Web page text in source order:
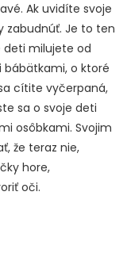
Ak uvidíte svoje
zabudnúť. Je to ten
deti milujete od
bábätkami, o ktoré
cítite vyčerpaná,
sa o svoje deti
osôbkami. Svojim
že teraz nie,
hore,
oči.